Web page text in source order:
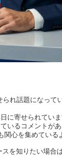
れ話題になって
に寄せられてい
いるコメントが
心を集めている
を知りたい場合